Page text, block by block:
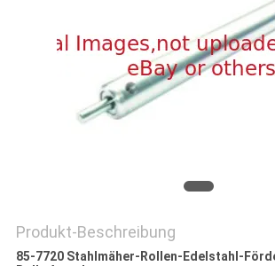
POLICY
Produkt-Beschreibung
85-7720 Stahlmäher-Rollen-Edelstahl-